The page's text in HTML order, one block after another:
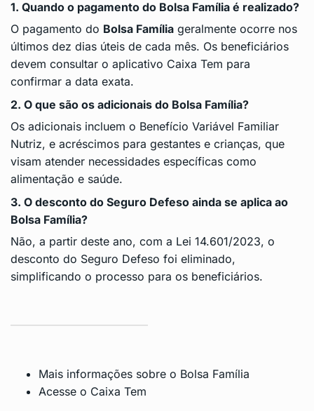
1. Quando o pagamento do Bolsa Família é realizado?
O pagamento do Bolsa Família geralmente ocorre nos
últimos dez dias úteis de cada mês. Os beneficiários
devem consultar o aplicativo Caixa Tem para
confirmar a data exata.
2. O que são os adicionais do Bolsa Família?
Os adicionais incluem o Benefício Variável Familiar
Nutriz, e acréscimos para gestantes e crianças, que
visam atender necessidades específicas como
alimentação e saúde.
3. O desconto do Seguro Defeso ainda se aplica ao
Bolsa Família?
Não, a partir deste ano, com a Lei 14.601/2023, o
desconto do Seguro Defeso foi eliminado,
simplificando o processo para os beneficiários.
Mais informações sobre o Bolsa Família
Acesse o Caixa Tem